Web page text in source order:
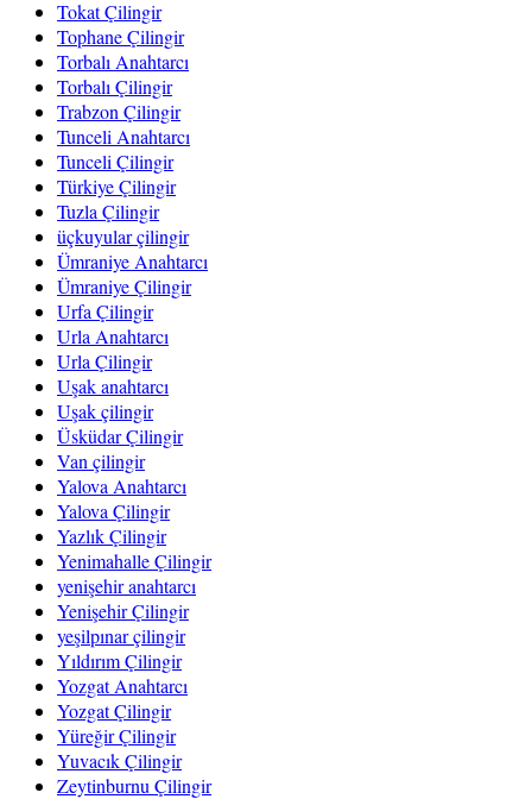
Tokat Çilingir
Tophane Çilingir
Torbalı Anahtarcı
Torbalı Çilingir
Trabzon Çilingir
Tunceli Anahtarcı
Tunceli Çilingir
Türkiye Çilingir
Tuzla Çilingir
üçkuyular çilingir
Ümraniye Anahtarcı
Ümraniye Çilingir
Urfa Çilingir
Urla Anahtarcı
Urla Çilingir
Uşak anahtarcı
Uşak çilingir
Üsküdar Çilingir
Van çilingir
Yalova Anahtarcı
Yalova Çilingir
Yazlık Çilingir
Yenimahalle Çilingir
yenişehir anahtarcı
Yenişehir Çilingir
yeşilpınar çilingir
Yıldırım Çilingir
Yozgat Anahtarcı
Yozgat Çilingir
Yüreğir Çilingir
Yuvacık Çilingir
Zeytinburnu Çilingir